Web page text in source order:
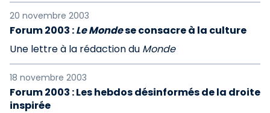
20 novembre 2003
Forum 2003 :Le Mondese consacre à la culture
Une lettre à la rédaction du Monde
18 novembre 2003
Forum 2003 : Les hebdos désinformés de la droite
inspirée